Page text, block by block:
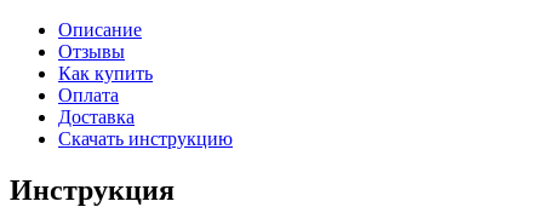
Описание
Отзывы
Как купить
Оплата
Доставка
Скачать инструкцию
Инструкция